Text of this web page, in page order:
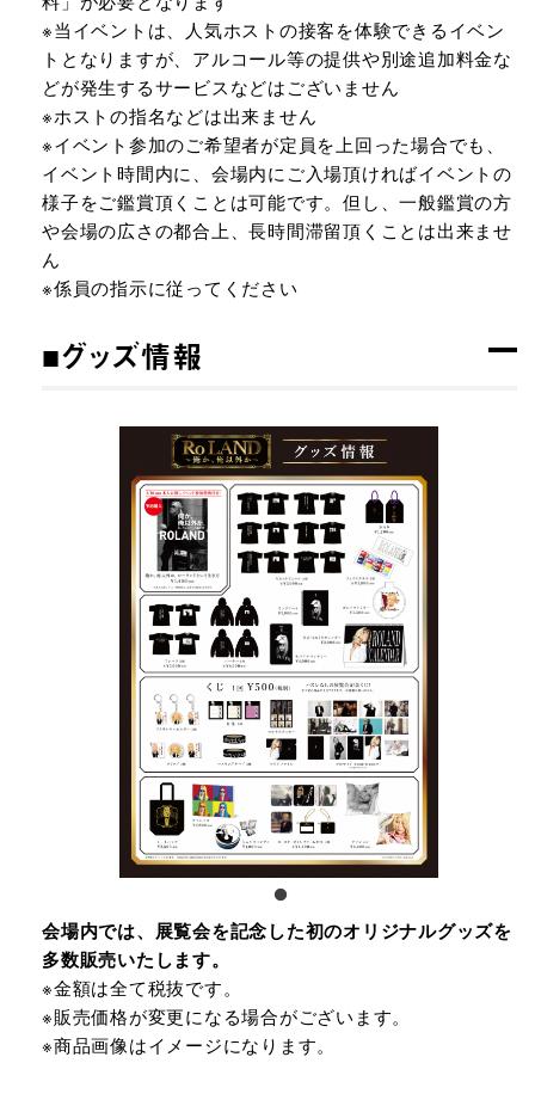
※当イベントは、人気ホストの接客を体験できるイベン
トとなりますが、アルコール等の提供や別途追加料金な
どが発生するサービスなどはございません
※ホストの指名などは出来ません
※イベント参加のご希望者が定員を上回った場合でも、
イベント時間内に、会場内にご入場頂ければイベントの
様子をご鑑賞頂くことは可能です。但し、一般鑑賞の方
や会場の広さの都合上、長時間滞留頂くことは出来ませ
ん
※係員の指示に従ってください
■グッズ情報
会場内では、展覧会を記念した初のオリジナルグッズを
多数販売いたします。
※金額は全て税抜です。
※販売価格が変更になる場合がございます。
※商品画像はイメージになります。